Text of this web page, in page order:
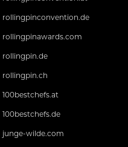
rollingpinconvention.de
rollingpinawards.com
rollingpin.de
rollingpin.ch
100bestchefs.at
100bestchefs.de
junge-wilde.com